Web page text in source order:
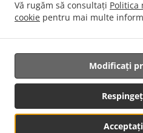
Vă rugăm să consultați Politica
cookie pentru mai multe
Modificați
Mâncare Hawaiian pentru acasă Euless
GFunnel Business LLC. |